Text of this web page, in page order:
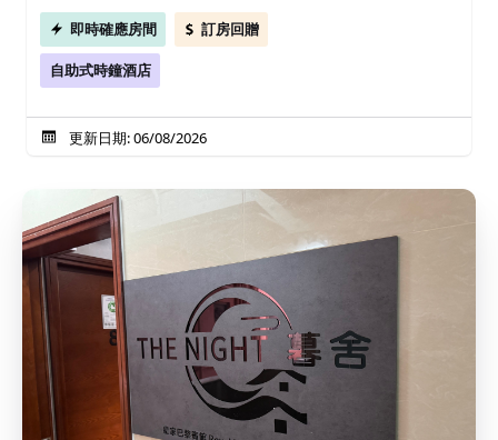
即時確應房間 訂房回贈
自助式時鐘酒店
更新日期: 06/08/2026